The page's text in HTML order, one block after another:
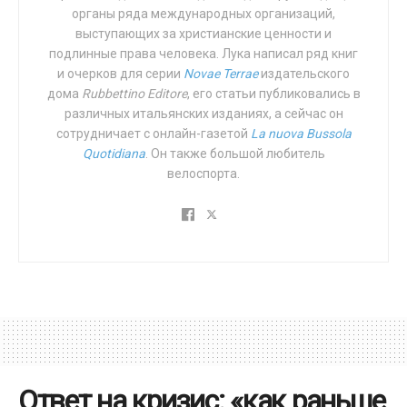
девочек от 15 до 17 лет.
США. Штат Огайо принял закон против
инфантицида, предписав оказывать
медицинскую помощь младенцам, пережившим
попытку аборта
Словакия. Экономическая поддержка семей с
совершеннолетнего ребёнка, продолжающего
учёбу, до окончания им университета.
органы ряда международных организаций,
выступающих за христианские ценности и
подлинные права человека. Лука написал ряд книг
и очерков для серии Novae Terraeиздательского
дома Rubbettino Editore, его статьи публиковались в
различных итальянских изданиях, а сейчас он
сотрудничает с онлайн-газетой La nuova Bussola
Quotidiana. Он также большой любитель
велоспорта.